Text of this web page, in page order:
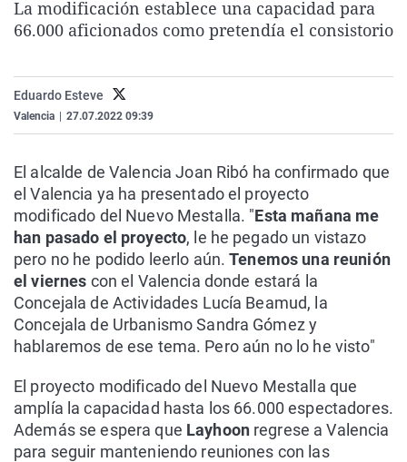
La rosa de los vientos
Como el perro y el
Caso
Equipo de
Extremadura
La Rioja
Virales
Elecciones
La modificación establece una capacidad para
66.000 aficionados como pretendía el consistorio
Eduardo Esteve
Valencia 27.07.2022 09:39
El alcalde de Valencia Joan Ribó ha confirmado que
el Valencia ya ha presentado el proyecto
modificado del Nuevo Mestalla. "Esta mañana me
han pasado el proyecto, le he pegado un vistazo
pero no he podido leerlo aún.Tenemos una reunión
el viernes con el Valencia donde estará la
Concejala de Actividades Lucía Beamud, la
Concejala de Urbanismo Sandra Gómez y
hablaremos de ese tema. Pero aún no lo he visto"
El proyecto modificado del Nuevo Mestalla que
amplía la capacidad hasta los 66.000 espectadores.
Además se espera que Layhoon regrese a Valencia
para seguir manteniendo reuniones con las